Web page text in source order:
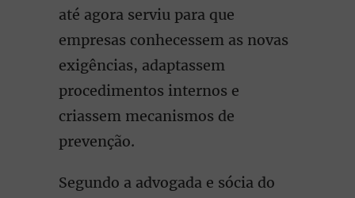
até agora serviu para que
empresas conhecessem as novas
exigências, adaptassem
procedimentos internos e
criassem mecanismos de
prevenção.
Segundo a advogada e sócia do